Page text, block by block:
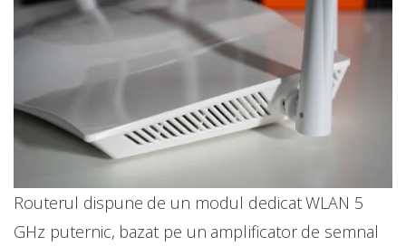
Routerul dispune de un modul dedicat WLAN 5
GHz puternic, bazat pe un amplificator de semnal